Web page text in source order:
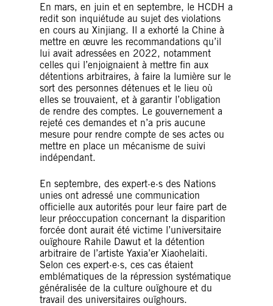
En mars, en juin et en septembre, le HCDH a
redit son inquiétude au sujet des violations
en cours au Xinjiang. Il a exhorté la Chine à
mettre en œuvre les recommandations qu’il
lui avait adressées en 2022, notamment
celles qui l’enjoignaient à mettre fin aux
détentions arbitraires, à faire la lumière sur le
sort des personnes détenues et le lieu où
elles se trouvaient, et à garantir l’obligation
de rendre des comptes. Le gouvernement a
rejeté ces demandes et n’a pris aucune
mesure pour rendre compte de ses actes ou
mettre en place un mécanisme de suivi
indépendant.
En septembre, des expert·e·s des Nations
unies ont adressé une communication
officielle aux autorités pour leur faire part de
leur préoccupation concernant la disparition
forcée dont aurait été victime l’universitaire
ouïghoure Rahile Dawut et la détention
arbitraire de l’artiste Yaxia’er Xiaohelaiti.
Selon ces expert·e·s, ces cas étaient
emblématiques de la répression systématique
généralisée de la culture ouïghoure et du
travail des universitaires ouïghours.